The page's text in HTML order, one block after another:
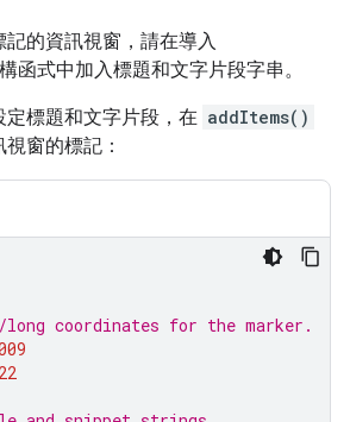
的資訊視窗，請在導入
函式中加入標題和文字片段字串。
標題和文字片段，在 addItems()
窗的標記：
coordinates for the marker.